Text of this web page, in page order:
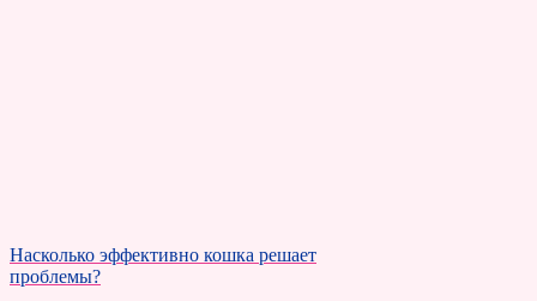
Насколько эффективно кошка решает
проблемы?